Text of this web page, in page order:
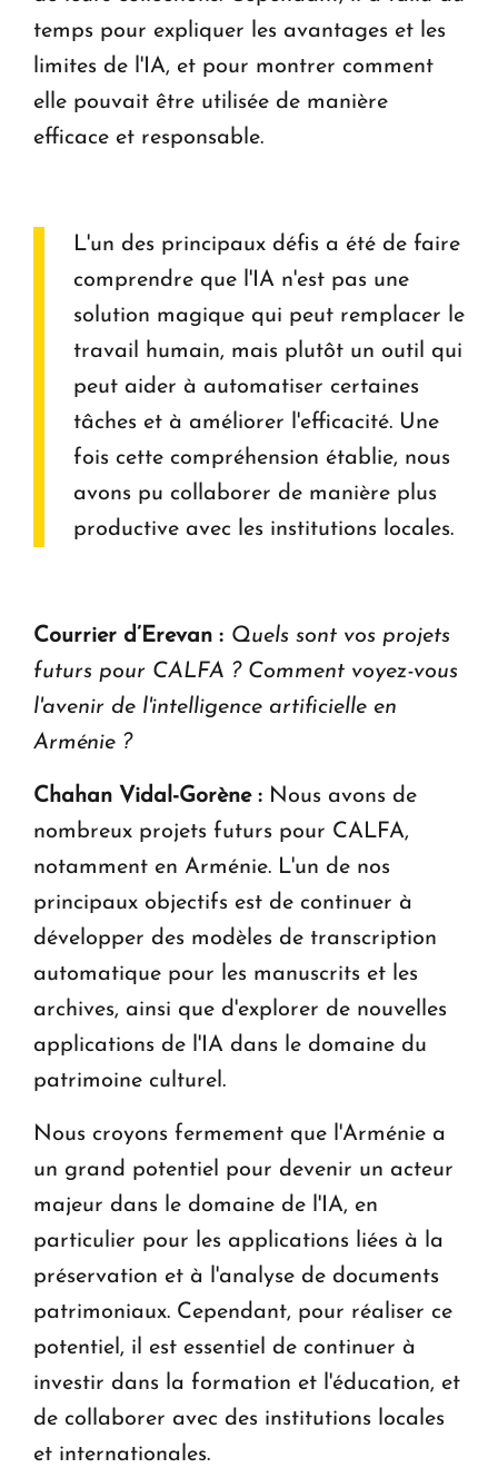
temps pour expliquer les avantages et les
limites de l'IA, et pour montrer comment
elle pouvait être utilisée de manière
efficace et responsable.
L'un des principaux défis a été de faire
comprendre que l'IA n'est pas une
solution magique qui peut remplacer le
travail humain, mais plutôt un outil qui
peut aider à automatiser certaines
tâches et à améliorer l'efficacité. Une
fois cette compréhension établie, nous
avons pu collaborer de manière plus
productive avec les institutions locales.
Courrier d’Erevan : Quels sont vos projets
futurs pour CALFA ? Comment voyez-vous
l'avenir de l'intelligence artificielle en
Arménie ?
Chahan Vidal-Gorène : Nous avons de
nombreux projets futurs pour CALFA,
notamment en Arménie. L'un de nos
principaux objectifs est de continuer à
développer des modèles de transcription
automatique pour les manuscrits et les
archives, ainsi que d'explorer de nouvelles
applications de l'IA dans le domaine du
patrimoine culturel.
Nous croyons fermement que l'Arménie a
un grand potentiel pour devenir un acteur
majeur dans le domaine de l'IA, en
particulier pour les applications liées à la
préservation et à l'analyse de documents
patrimoniaux. Cependant, pour réaliser ce
potentiel, il est essentiel de continuer à
investir dans la formation et l'éducation, et
de collaborer avec des institutions locales
et internationales.